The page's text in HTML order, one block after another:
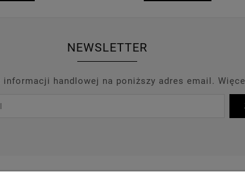
NEWSLETTER
informacji handlowej na poniższy adres email.
PRODUCENCI OUTLET BLOG